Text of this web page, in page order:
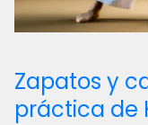
Zapatos y
práctica de